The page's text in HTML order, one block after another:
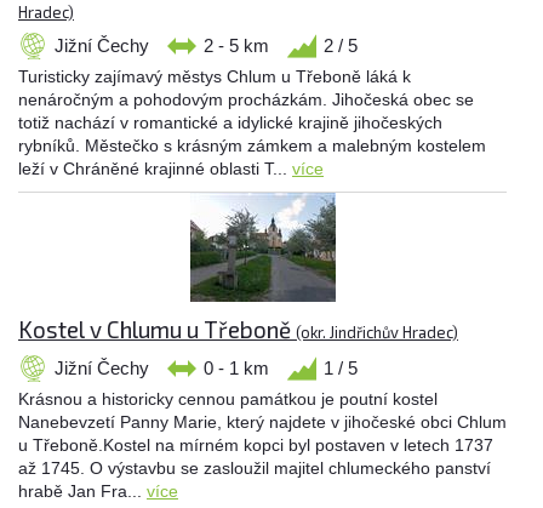
Hradec)
Jižní Čechy 2 - 5 km 2 / 5
Turisticky zajímavý městys Chlum u Třeboně láká k
nenáročným a pohodovým procházkám. Jihočeská obec se
totiž nachází v romantické a idylické krajině jihočeských
rybníků. Městečko s krásným zámkem a malebným kostelem
leží v Chráněné krajinné oblasti T... více
Kostel v Chlumu u Třeboně (okr. Jindřichův Hradec)
Jižní Čechy 0 - 1 km 1 / 5
Krásnou a historicky cennou památkou je poutní kostel
Nanebevzetí Panny Marie, který najdete v jihočeské obci Chlum
u Třeboně.Kostel na mírném kopci byl postaven v letech 1737
až 1745. O výstavbu se zasloužil majitel chlumeckého panství
hrabě Jan Fra... více